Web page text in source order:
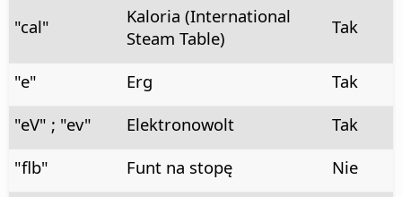
"cal"
Kaloria (International
Steam Table)
Tak
"e" Erg
Tak
"eV" ; "ev"
Elektronowolt
Tak
"flb"
Funt na stopę Nie